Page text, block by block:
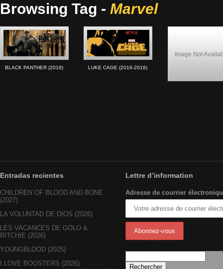
Browsing Tag -Marvel
BLACK PANTHER (2018) LUKE CAGE (2016-2018)
Image Not
Il faut sauver le Super
Black
Entradas recientes
CHILDREN OF BLOOD AND BONE
(2027)
LA VOLUNTAD DE DIOS (2026)
LES VACANCES DE GOLO &
RITCHIE (2026)
YOUNGBLOOD (2025)
I LOVE BOOSTERS (2026)
Lettre d’information
Adresse de courrier